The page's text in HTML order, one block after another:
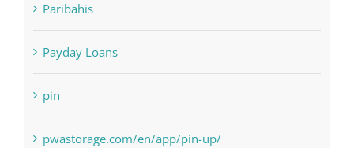
Paribahis
Payday Loans
pin
pwastorage.com/en/app/pin-up/